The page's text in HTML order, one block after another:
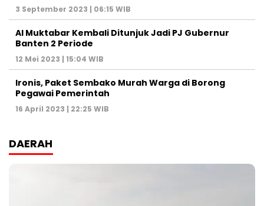
3 September 2023 | 06:15 WIB
Al Muktabar Kembali Ditunjuk Jadi PJ Gubernur
Banten 2 Periode
12 Mei 2023 | 15:04 WIB
Ironis, Paket Sembako Murah Warga di Borong
Pegawai Pemerintah
16 April 2023 | 22:25 WIB
DAERAH